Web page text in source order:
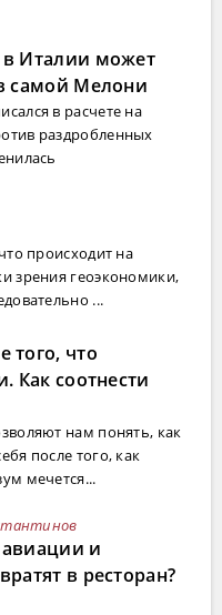
Италии может
самой Мелони
в расчете на
раздробленных
происходит на
зрения геоэкономики,
...
того, что
Как соотнести
нам понять, как
после того, как
мечется...
и
в ресторан?